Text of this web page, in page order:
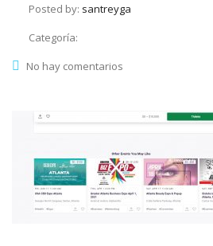
Posted by: santreyga
Categoría:
No hay comentarios